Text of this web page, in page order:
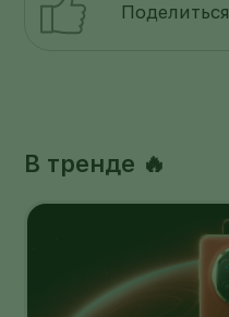
Поделиться
В тренде 🔥